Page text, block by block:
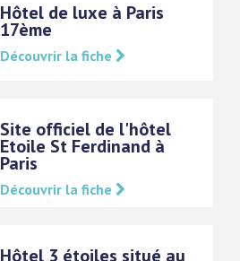
Hôtel de luxe à Paris
17ème
Découvrir la fiche
Site officiel de l'hôtel
Etoile St Ferdinand à
Paris
Découvrir la fiche
Hôtel 3 étoiles situé au